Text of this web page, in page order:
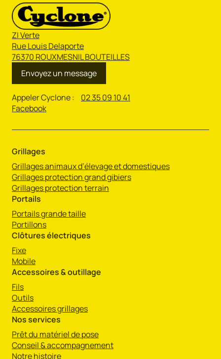
ZI Verte
Rue Louis Delaporte
76370 ROUXMESNIL BOUTEILLES
Envoyez un message
Appeler Cyclone : 02 35 09 10 41
Facebook
Grillages
Grillages animaux d’élevage et domestiques
Grillages protection grand gibiers
Grillages protection terrain
Portails
Portails grande taille
Portillons
Clôtures électriques
Fixe
Mobile
Accessoires & outillage
Fils
Outils
Accessoires grillages
Nos services
Prêt du matériel de pose
Conseil & accompagnement
Notre histoire